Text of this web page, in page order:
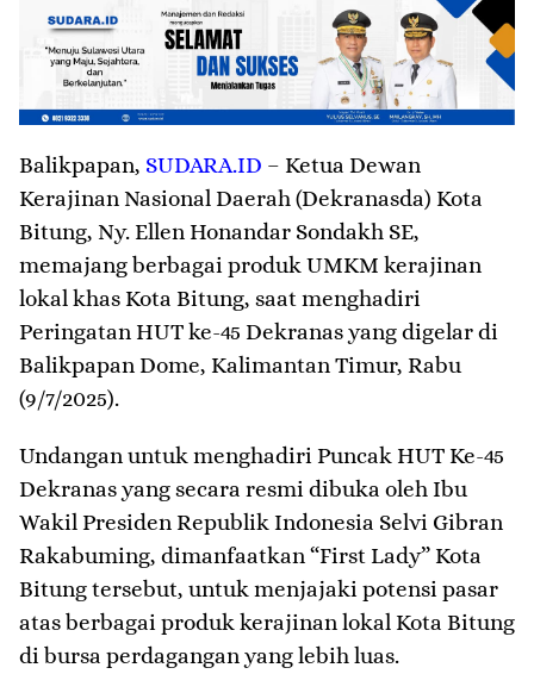
Balikpapan, SUDARA.ID – Ketua Dewan
Kerajinan Nasional Daerah (Dekranasda) Kota
Bitung, Ny. Ellen Honandar Sondakh SE,
memajang berbagai produk UMKM kerajinan
lokal khas Kota Bitung, saat menghadiri
Peringatan HUT ke-45 Dekranas yang digelar di
Balikpapan Dome, Kalimantan Timur, Rabu
(9/7/2025).
Undangan untuk menghadiri Puncak HUT Ke-45
Dekranas yang secara resmi dibuka oleh Ibu
Wakil Presiden Republik Indonesia Selvi Gibran
Rakabuming, dimanfaatkan “First Lady” Kota
Bitung tersebut, untuk menjajaki potensi pasar
atas berbagai produk kerajinan lokal Kota Bitung
di bursa perdagangan yang lebih luas.